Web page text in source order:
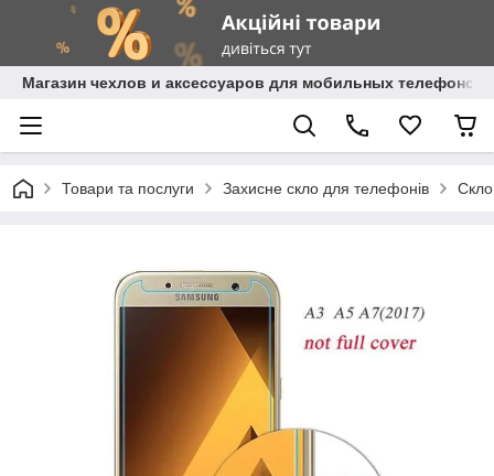
Магазин чехлов и аксессуаров для мобильных телефонов
Товари та послуги Захисне скло для телефонів